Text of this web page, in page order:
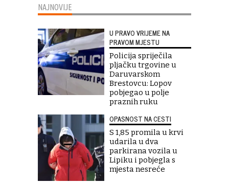
NAJNOVIJE
U PRAVO VRIJEME NA
PRAVOM MJESTU
Policija spriječila
pljačku trgovine u
Daruvarskom
Brestovcu: Lopov
pobjegao u polje
praznih ruku
OPASNOST NA CESTI
S 1,85 promila u krvi
udarila u dva
parkirana vozila u
Lipiku i pobjegla s
mjesta nesreće